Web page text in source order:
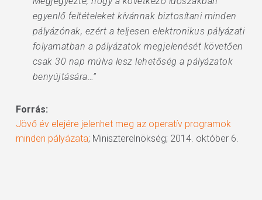
egyenlő feltételeket kívánnak biztosítani minden
pályázónak, ezért a teljesen elektronikus pályázati
folyamatban a pályázatok megjelenését követően
csak 30 nap múlva lesz lehetőség a pályázatok
benyújtására…”
Forrás:
Jövő év elejére jelenhet meg az operatív programok
minden pályázata; Miniszterelnökség; 2014. október 6.